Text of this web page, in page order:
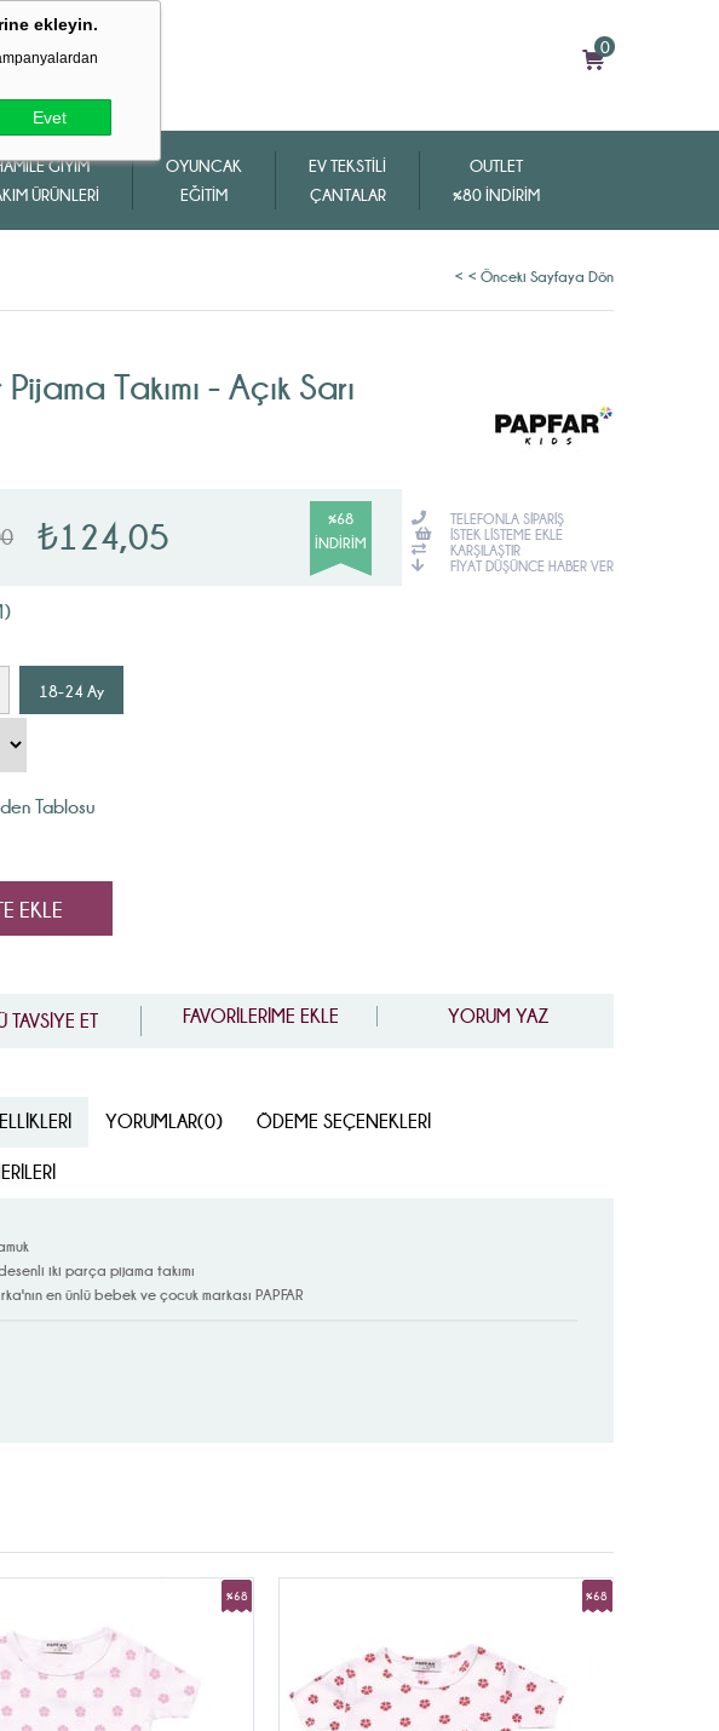
ekleyin.
Evet
0
GİYİM
ÜRÜNLERİ
OYUNCAK
EĞİTİM
EV TEKSTİLİ
ÇANTALAR
OUTLET
%80 İNDİRİM
< < Önceki Sayfaya Dön
Takımı - Açık Sarı
₺124,05 %68
İNDIRIM
18-24 Ay
TELEFONLA SIPARIŞ
İSTEK LISTEME EKLE
KARŞILAŞTIR
FIYAT DÜŞÜNCE HABER VER
Tablosu
TAVSİYE ET FAVORİLERİME EKLE YORUM YAZ
YORUMLAR(0) ÖDEME SEÇENEKLERI
iki parça pijama takımı
en ünlü bebek ve çocuk markası PAPFAR
%68 %68